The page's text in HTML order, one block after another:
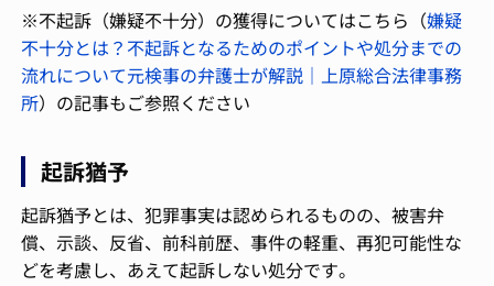
※不起訴（嫌疑不十分）の獲得についてはこちら（嫌疑
不十分とは？不起訴となるためのポイントや処分までの
流れについて元検事の弁護士が解説｜上原総合法律事務
所）の記事もご参照ください
起訴猶予
起訴猶予とは、犯罪事実は認められるものの、被害弁
償、示談、反省、前科前歴、事件の軽重、再犯可能性な
どを考慮し、あえて起訴しない処分です。